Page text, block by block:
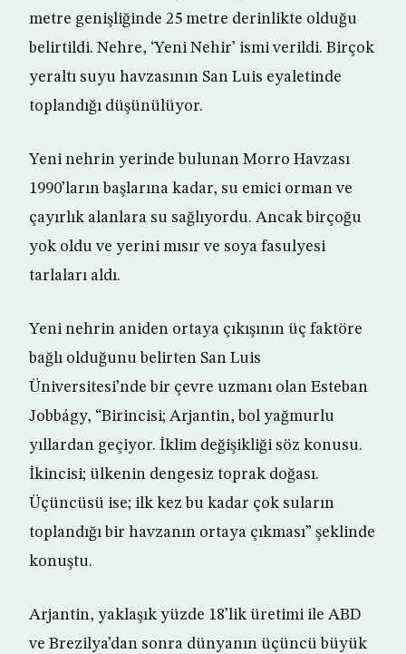
metre genişliğinde 25 metre derinlikte olduğu
belirtildi. Nehre, ‘Yeni Nehir’ ismi verildi. Birçok
yeraltı suyu havzasının San Luis eyaletinde
toplandığı düşünülüyor.
Yeni nehrin yerinde bulunan Morro Havzası
1990’ların başlarına kadar, su emici orman ve
çayırlık alanlara su sağlıyordu. Ancak birçoğu
yok oldu ve yerini mısır ve soya fasulyesi
tarlaları aldı.
Yeni nehrin aniden ortaya çıkışının üç faktöre
bağlı olduğunu belirten San Luis
Üniversitesi’nde bir çevre uzmanı olan Esteban
Jobbágy, “Birincisi; Arjantin, bol yağmurlu
yıllardan geçiyor. İklim değişikliği söz konusu.
İkincisi; ülkenin dengesiz toprak doğası.
Üçüncüsü ise; ilk kez bu kadar çok suların
toplandığı bir havzanın ortaya çıkması” şeklinde
konuştu.
Arjantin, yaklaşık yüzde 18’lik üretimi ile ABD
ve Brezilya’dan sonra dünyanın üçüncü büyük